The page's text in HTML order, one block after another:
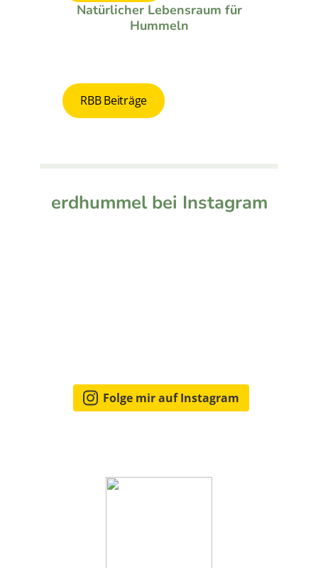
Natürlicher Lebensraum für
Hummeln
RBB Beiträge
erdhummel bei Instagram
Folge mir auf Instagram